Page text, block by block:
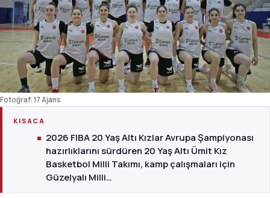
Fotoğraf: 17 Ajans
KISACA
2026 FIBA 20 Yaş Altı Kızlar Avrupa Şampiyonası
hazırlıklarını sürdüren 20 Yaş Altı Ümit Kız
Basketbol Milli Takımı, kamp çalışmaları için
Güzelyalı Milli…